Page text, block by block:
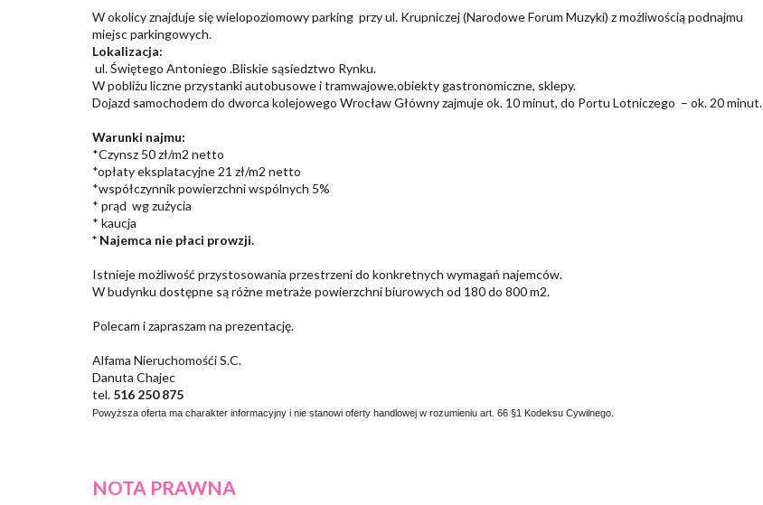
W okolicy znajduje się wielopoziomowy parking przy ul. Krupniczej (Narodowe Forum Muzyki) z możliwością podnajmu
miejsc parkingowych.
Lokalizacja:
ul. Świętego Antoniego .Bliskie sąsiedztwo Rynku.
W pobliżu liczne przystanki autobusowe i tramwajowe,obiekty gastronomiczne, sklepy.
Dojazd samochodem do dworca kolejowego Wrocław Główny zajmuje ok. 10 minut, do Portu Lotniczego – ok. 20 minut.
Warunki najmu:
*Czynsz 50 zł/m2 netto
*opłaty eksplatacyjne 21 zł/m2 netto
*współczynnik powierzchni wspólnych 5%
* prąd wg zużycia
* kaucja
* Najemca nie płaci prowzji.
Istnieje możliwość przystosowania przestrzeni do konkretnych wymagań najemców.
W budynku dostępne są różne metraże powierzchni biurowych od 180 do 800 m2.
Polecam i zapraszam na prezentację.
Alfama Nieruchomośći S.C.
Danuta Chajec
tel. 516 250 875
Powyższa oferta ma charakter informacyjny i nie stanowi oferty handlowej w rozumieniu art. 66 §1 Kodeksu Cywilnego.
NOTA PRAWNA